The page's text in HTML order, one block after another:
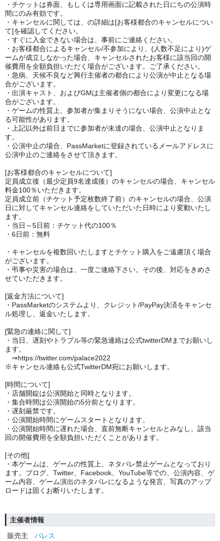
・チケットは券面、もしくは専用画面に記載された日にちの公演時
間にのみ有効です。
・キャンセルに関しては、の詳細は[お客様都合のキャンセルについ
て]を確認してください。
・すぐに入金できない場合は、事前にご連絡ください。
・お客様都合によるキャンセル/不参加により、(人数不足により)ゲ
ームが成立しなかった場合、キャンセルされたお客様に該当回の開
催費用を全額負担いただく場合がございます。ご了承ください。
・急病、天候不良など興行主催者の都合により公演が中止となる場
合がございます。
・出演キャスト、およびGMは主催者側の都合により変更になる場
合がございます。
・ゲームの性質上、参加者が集まりそうにない場合、公演中止とな
る可能性があります。
・上記以外は前日までに参加者が未達の場合、公演中止となりま
す。
・公演中止の場合、PassMarketに登録されているメールアドレスに
公演中止のご連絡をさせて頂きます。
[お客様都合のキャンセルについて]
定員成立後（最少定員9名達成後）のキャンセルの場合、キャンセル
料金100％いただきます。
定員成立前（チケット予定枚数終了前）のキャンセルの場合、公演
日に対してキャンセル連絡をしていただいた日時により変動いたし
ます。
・当日～5日前：チケット代の100％
・6日前：無料
・キャンセルを複数回いたしますとチケット購入をご遠慮頂く場合
がございます。
・弔事や災害の場合は、一度ご連絡下さい。その後、対応をきめさ
せていただきます。
[返金方法について]
・PassMarketのシステムより、クレジット/PayPay決済をキャンセ
ル処理し、返金いたします。
[緊急の連絡に関して]
・当日、遅刻やトラブル等の緊急連絡は公式twitterDMまでお願いし
ます。
⇒https://twitter.com/palace2022
※キャンセル連絡も公式TwitterDM宛にお願いします。
[時間について]
・店舗開錠は公演開始と同時となります。
・集合時間は公演開始の5分前となります。
・遅刻厳禁です。
・公演開始時間にゲームスタートとなります。
・公演開始時間に遅れた場合、直前無断キャンセルとみなし、該当
回の開催費用を全額負担いただくことがあります。
[その他]
・本ゲームは、ゲームの性質上、ネタバレ禁止ゲームとなっており
ます。ブログ、Twitter、Facebook、YouTube等での、公演内容、ゲ
ーム内容、ゲーム演出のネタバレになるような発言、写真のアップ
ロードは固くお断りいたします。
主催者情報
販売主
パレス